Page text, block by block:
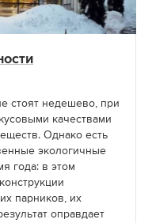
стоят недешево, при
качествами
Однако есть
экологичные
года: в этом
парников, их
оправдает